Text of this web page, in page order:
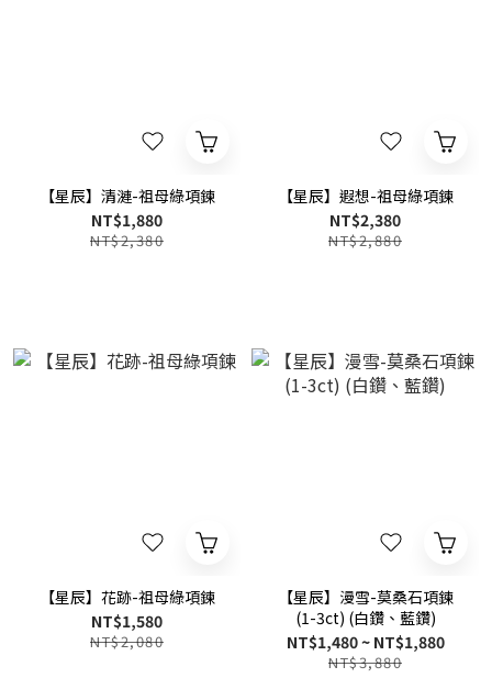
【星辰】清漣-祖母綠項鍊
NT$1,880
NT$2,380
【星辰】遐想-祖母綠項鍊
NT$2,380
NT$2,880
【星辰】花跡-祖母綠項鍊
NT$1,580
NT$2,080
【星辰】漫雪-莫桑石項鍊
(1-3ct) (白鑽、藍鑽)
NT$1,480 ~ NT$1,880
NT$3,880